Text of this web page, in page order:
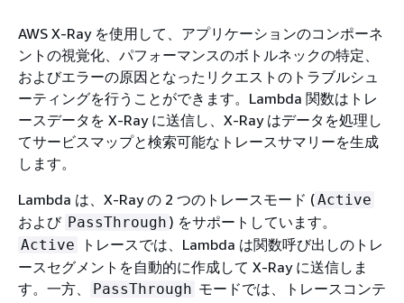
AWS X-Ray を使用して、アプリケーションのコンポーネ
ントの視覚化、パフォーマンスのボトルネックの特定、
およびエラーの原因となったリクエストのトラブルシュ
ーティングを行うことができます。Lambda 関数はトレ
ースデータを X-Ray に送信し、X-Ray はデータを処理し
てサービスマップと検索可能なトレースサマリーを生成
します。
Lambda は、X-Ray の 2 つのトレースモード (Active
および PassThrough ) をサポートしています。
Active
トレースでは、Lambda は関数呼び出しのトレ
ースセグメントを自動的に作成して X-Ray に送信しま
す。一方、
PassThrough モードでは、トレースコンテ